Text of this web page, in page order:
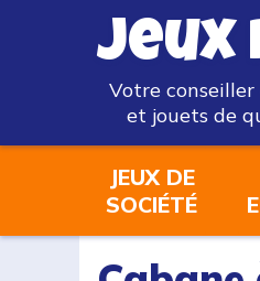
Jeux
Votre
et jouets de
JEUX DE
SOCIÉTÉ